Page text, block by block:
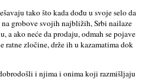
tako što kada dođu u svoje selo da
na grobove svojih najbližih, Srbi nailaze
a ako neće da prodaju, odmah se pojave
zločine, drže ih u kazamatima dok
i njima i onima koji razmišlјaju